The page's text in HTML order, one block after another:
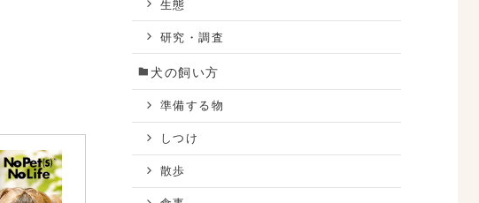
生態
研究・調査
犬の飼い方
準備する物
しつけ
散歩